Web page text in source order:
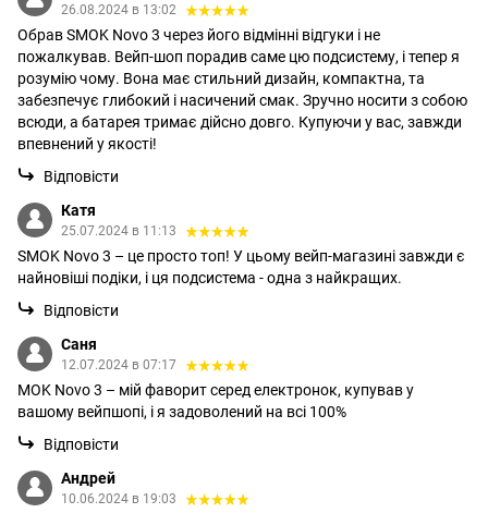
26.08.2024 в 13:02
Обрав SMOK Novo 3 через його відмінні відгуки і не
пожалкував. Вейп-шоп порадив саме цю подсистему, і тепер я
розумію чому. Вона має стильний дизайн, компактна, та
забезпечує глибокий і насичений смак. Зручно носити з собою
всюди, а батарея тримає дійсно довго. Купуючи у вас, завжди
впевнений у якості!
Відповісти
Катя
25.07.2024 в 11:13
SMOK Novo 3 – це просто топ! У цьому вейп-магазині завжди є
найновіші подіки, і ця подсистема - одна з найкращих.
Відповісти
Саня
12.07.2024 в 07:17
MOK Novo 3 – мій фаворит серед електронок, купував у
вашому вейпшопі, і я задоволений на всі 100%
Відповісти
Андрей
10.06.2024 в 19:03